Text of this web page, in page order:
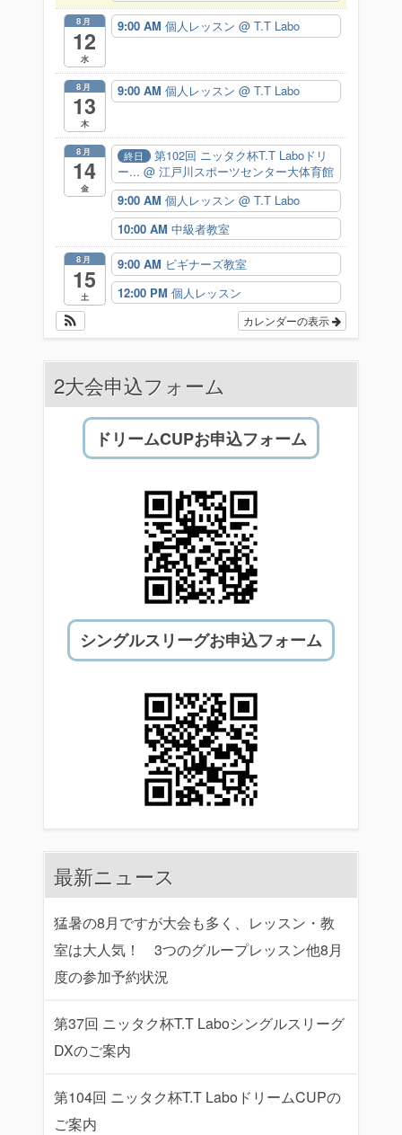
8月
12
水
9:00 AM 個人レッスン @ T.T Labo
8月
13
木
9:00 AM 個人レッスン @ T.T Labo
8月
14
金
終日
第102回 ニッタク杯T.T Laboドリ
ー... @ 江戸川スポーツセンター大体育館
9:00 AM 個人レッスン @ T.T Labo
10:00 AM 中級者教室
8月
15
土
9:00 AM ビギナーズ教室
12:00 PM 個人レッスン
カレンダーの表示
2大会申込フォーム
ドリームCUPお申込フォーム
シングルスリーグお申込フォーム
最新ニュース
猛暑の8月ですが大会も多く、レッスン・教
室は大人気！ 3つのグループレッスン他8月
度の参加予約状況
第37回 ニッタク杯T.T Laboシングルスリーグ
DXのご案内
第104回 ニッタク杯T.T LaboドリームCUPの
ご案内